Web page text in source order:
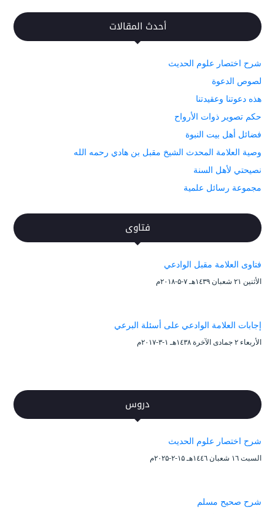
أحدث المقالات
شرح اختصار علوم الحديث
لصوص الدعوة
هذه دعوتنا وعقيدتنا
حكم تصوير ذوات الأرواح
فضائل أهل بيت النبوة
وصية العلامة المحدث الشيخ مقبل بن هادي رحمه الله
نصيحتي لأهل السنة
مجموعة رسائل علمية
فتاوى
فتاوى العلامة مقبل الوادعي
الأثنين ۲۱ شعبان ۱٤۳۹هـ ۷-۵-۲۰۱۸م
إجابات العلامة الوادعي على أسئلة البرعي
الأربعاء ۲ جمادى الآخرة ۱٤۳۸هـ ۱-۳-۲۰۱۷م
دروس
شرح اختصار علوم الحديث
السبت ۱٦ شعبان ۱٤٤٦هـ ۱۵-۲-۲۰۲۵م
شرح صحيح مسلم